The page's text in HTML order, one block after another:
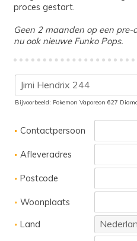
proces gestart.
Geen 2 maanden op een
nu ook nieuwe Funko Pops.
Bijvoorbeeld: Pokemon Vaporeon 627
Contactpersoon
Afleveradres
Postcode
Woonplaats
Land